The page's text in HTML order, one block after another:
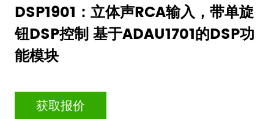
DSP1901：立体声RCA输入，带单旋
钮DSP控制 基于ADAU1701的DSP功
能模块
获取报价